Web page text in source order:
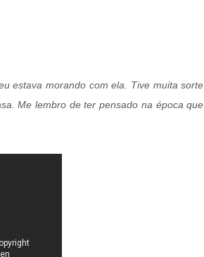
estava morando com ela. Tive muita sorte
Me lembro de ter pensado na época que